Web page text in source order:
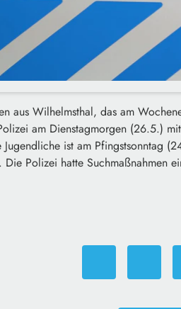
aus Wilhelmsthal, das am
am Dienstagmorgen (26.5.)
ist am Pfingstsonntag
Die Polizei hatte Suchmaßnahmen